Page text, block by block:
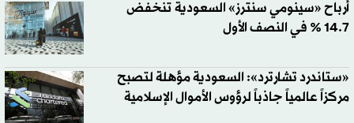
أرباح «سينومي سنترز» السعودية تنخفض
14.7 % في النصف الأول
«ستاندرد تشارترد»: السعودية مؤهلة لتصبح
مركزاً عالمياً جاذباً لرؤوس الأموال الإسلامية